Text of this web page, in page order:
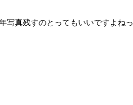
写真残すのとってもいいですよねっ